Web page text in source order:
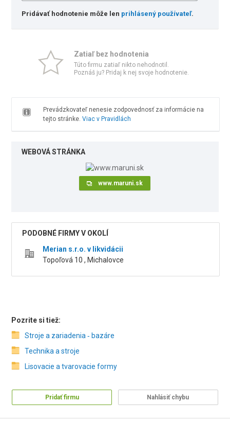
Pridávať hodnotenie môže len prihlásený používateľ.
Zatiaľ bez hodnotenia
Túto firmu zatiaľ nikto nehodnotil.
Poznáš ju? Pridaj k nej svoje hodnotenie.
Prevádzkovateľ nenesie zodpovednosť za informácie na
tejto stránke. Viac v Pravidlách
WEBOVÁ STRÁNKA
www.maruni.sk
PODOBNÉ FIRMY V OKOLÍ
Merian s.r.o. v likvidácii
Topoľová 10 , Michalovce
Pozrite si tiež:
Stroje a zariadenia ‑ bazáre
Technika a stroje
Lisovacie a tvarovacie formy
Pridať firmu Nahlásiť chybu